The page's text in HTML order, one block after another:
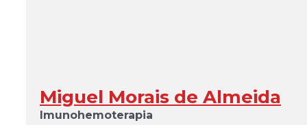
Miguel Morais de Almeida
Imunohemoterapia